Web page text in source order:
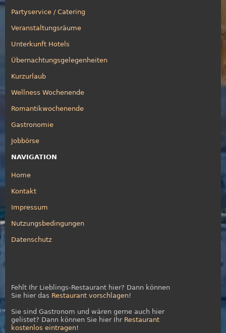
Partyservice / Catering
Veranstaltungsräume
Unterkunft Hotels
Übernachtungsgelegenheiten
Kurzurlaub
Wellness Wochenende
Romantikwochenende
Gastronomie
Jobbörse
NAVIGATION
Home
Kontakt
Impressum
Nutzungsbedingungen
Datenschutz
Fehlt Ihr Lieblings-Restaurant hier? Dann können
Sie hier das Restaurant vorschlagen!
Sie sind Gastronom und wären gerne auch hier
gelistet? Dann können Sie hier Ihr Restaurant
kostenlos eintragen!